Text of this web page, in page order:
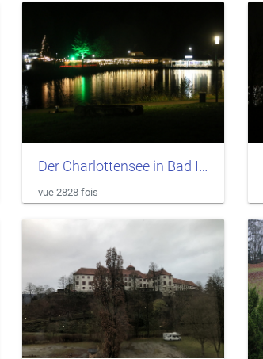
Der Charlottensee in Bad Iburg
vue 2828 fois